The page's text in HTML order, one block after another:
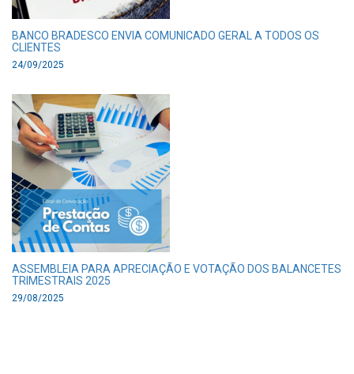
BANCO BRADESCO ENVIA COMUNICADO GERAL A TODOS OS
CLIENTES
24/09/2025
ASSEMBLEIA PARA APRECIAÇÃO E VOTAÇÃO DOS BALANCETES
TRIMESTRAIS 2025
29/08/2025